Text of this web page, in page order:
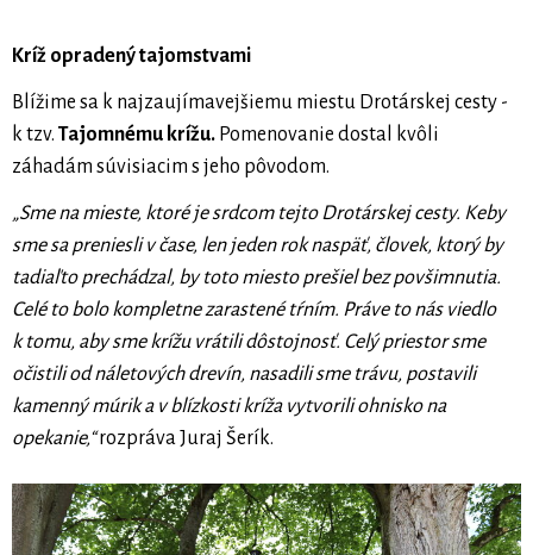
Kríž opradený tajomstvami
Blížime sa k najzaujímavejšiemu miestu Drotárskej cesty -
k tzv. Tajomnému krížu. Pomenovanie dostal kvôli
záhadám súvisiacim s jeho pôvodom.
„Sme na mieste, ktoré je srdcom tejto Drotárskej cesty. Keby
sme sa preniesli v čase, len jeden rok naspäť, človek, ktorý by
tadiaľto prechádzal, by toto miesto prešiel bez povšimnutia.
Celé to bolo kompletne zarastené tŕním. Práve to nás viedlo
k tomu, aby sme krížu vrátili dôstojnosť. Celý priestor sme
očistili od náletových drevín, nasadili sme trávu, postavili
kamenný múrik a v blízkosti kríža vytvorili ohnisko na
opekanie,“rozpráva Juraj Šerík.